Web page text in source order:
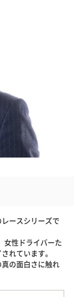
ースシリーズで
女性ドライバーた
れています。
の面白さに触れ